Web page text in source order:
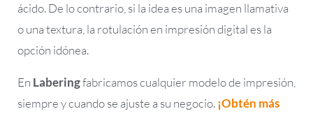
ácido. De lo contrario, si la idea es una imagen llamativa
o una textura, la rotulación en impresión digital es la
opción idónea.
En Laberingfabricamos cualquier modelo de impresión,
siempre y cuando se ajuste a su negocio.¡Obtén más